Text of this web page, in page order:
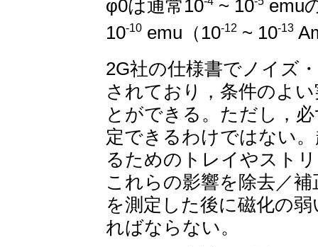
φ0は通常10
~ 10
emu
10-10 emu（10-12 ~ 10-13
2G社の仕様書でノイズ
されており，条件のよ
とができる。ただし，
定できるわけではない
るためのトレイやスト
これらの影響を除去／
を測定した後に磁化の
ればならない。